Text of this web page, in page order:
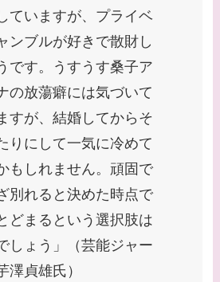
て旦那がいる？北海道
のどこに住んでる？
【画像】中谷美紀と似
てる女優３選！旦那や
子供はいる？砂糖断ち
のきっかけ・効果は？
ていますが、プライベ
ンブルが好きで散財し
です。うすうす桑子ア
の放蕩癖には気づいて
すが、結婚してからそ
りにして一気に冷めて
もしれません。頑固で
別れると決めた時点で
どまるという選択肢は
しょう」（芸能ジャー
澤貞雄氏）